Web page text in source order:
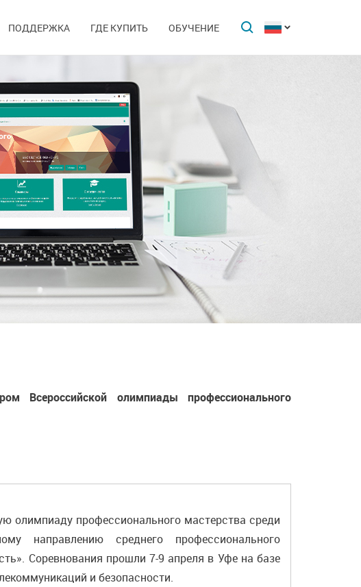
ПОДДЕРЖКА ГДЕ КУПИТЬ ОБУЧЕНИЕ
Всероссийской олимпиады профессионального
олимпиаду профессионального мастерства среди
направлению среднего профессионального
Соревнования прошли 7-9 апреля в Уфе на базе
и безопасности.